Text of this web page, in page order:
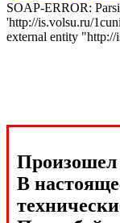
SOAP-ERROR:
'http://is.volsu.ru/
external entity
Произошел
В